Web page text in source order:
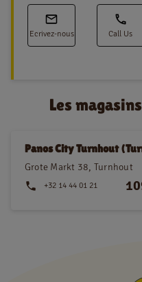
Ecrivez-nous Call Us
Les
Panos City Turnhout
Grote Markt 38, Turnhout
+32 14 44 01 21